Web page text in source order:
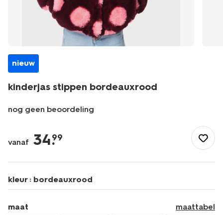
nieuw
kinderjas stippen bordeauxrood
nog geen beoordeling
jassen/kinderjas-
stippen-
30878701BURGUNDYRED.html
vanaf 34.
99
kleur : bordeauxrood
maat maattabel